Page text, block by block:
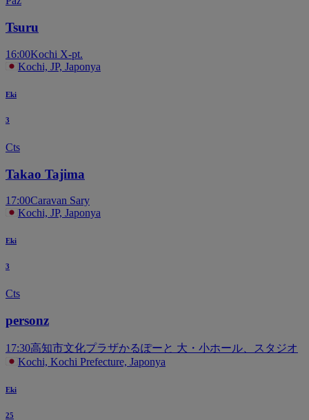
Tsuru
16:00Kochi X-pt.
Kochi, JP, Japonya
Eki
3
Cts
Takao Tajima
17:00Caravan Sary
Kochi, JP, Japonya
Eki
3
Cts
personz
17:30高知市文化プラザかるぽーと 大・小ホール、スタジオ
Kochi, Kochi Prefecture, Japonya
Eki
25